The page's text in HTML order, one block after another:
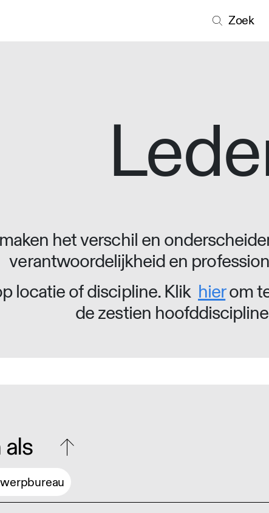
Zoek
het verschil en
verantwoordelijkheid en
locatie of discipline. Klik hierom
de zestien